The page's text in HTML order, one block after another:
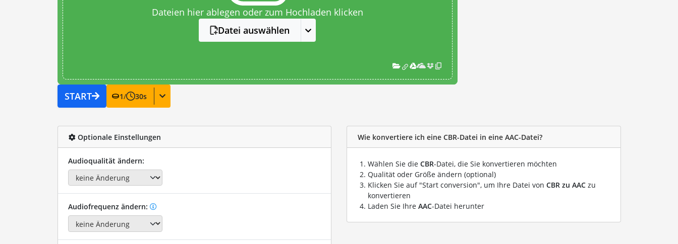
Dateien hier ablegen oder zum Hochladen klicken
Datei auswählen
START 1/ 30s
Optionale Einstellungen
Audioqualität ändern:
Audiofrequenz ändern:
Wie konvertiere ich eine CBR-Datei in eine AAC-Datei?
Wählen Sie die CBR-Datei, die Sie konvertieren möchten
Qualität oder Größe ändern (optional)
Klicken Sie auf "Start conversion", um Ihre Datei von CBR zu AAC zu
konvertieren
Laden Sie Ihre AAC-Datei herunter